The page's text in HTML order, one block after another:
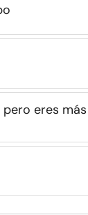
pero eres